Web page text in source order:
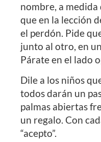
nombre, a
que en la lección
el perdón. Pide
junto al otro, en
Párate en el lado
Dile a los niños
todos darán un
palmas abiertas
un regalo. Con
“acepto”.